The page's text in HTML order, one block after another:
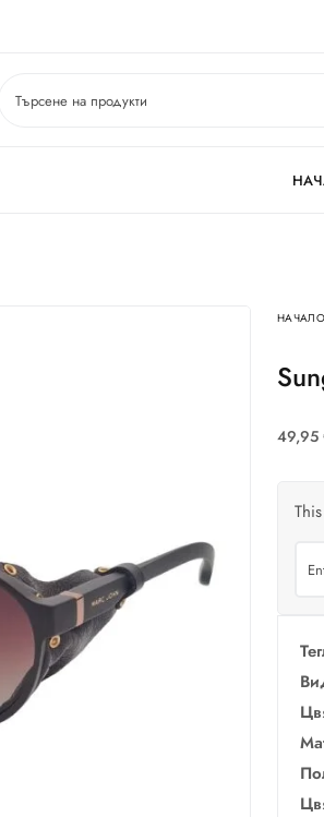
НАЧАЛО
49,95